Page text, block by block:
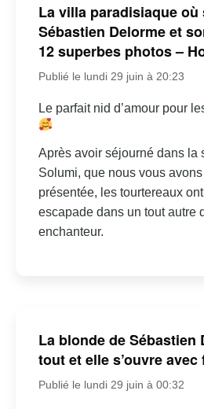
La villa paradisiaque
Sébastien Delorme et
12 superbes photos –
Publié le lundi 29 juin à 20:23
Le parfait nid d’amour pour
Après avoir séjourné dans la
Solumi, que nous vous
présentée, les tourtereaux
escapade dans un tout autre
enchanteur.
La blonde de Sébastien
tout et elle s’ouvre
Publié le lundi 29 juin à 00:32